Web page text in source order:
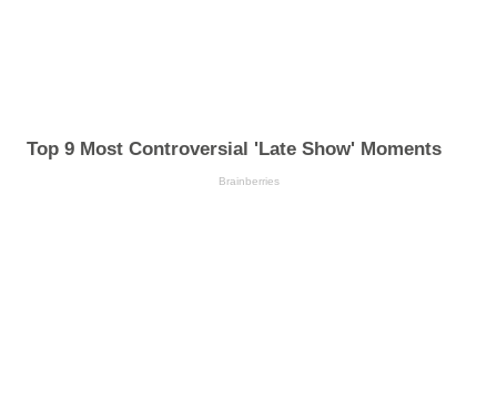
Top 9 Most Controversial 'Late Show' Moments
Brainberries